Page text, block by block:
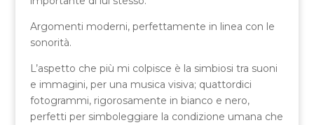
Argomenti moderni, perfettamente in linea con le
sonorità.
L’aspetto che più mi colpisce è la simbiosi tra suoni
e immagini, per una musica visiva; quattordici
fotogrammi, rigorosamente in bianco e nero,
perfetti per simboleggiare la condizione umana che